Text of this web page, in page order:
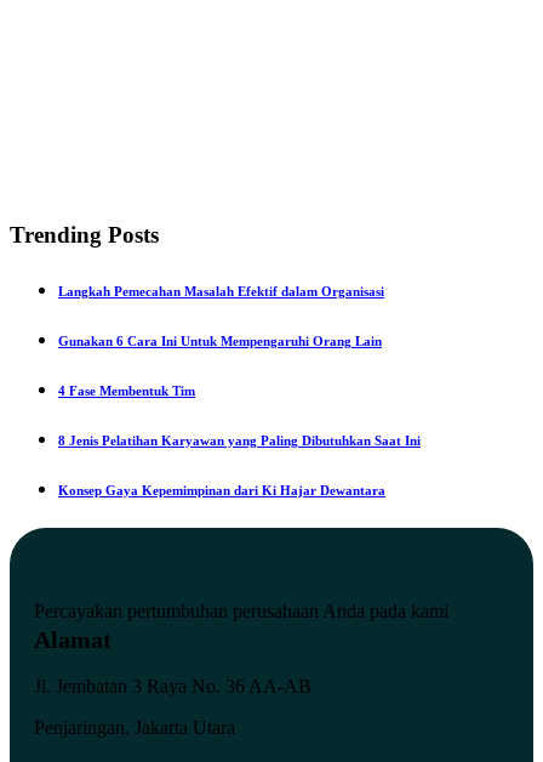
Trending Posts
Langkah Pemecahan Masalah Efektif dalam Organisasi
Gunakan 6 Cara Ini Untuk Mempengaruhi Orang Lain
4 Fase Membentuk Tim
8 Jenis Pelatihan Karyawan yang Paling Dibutuhkan Saat Ini
Konsep Gaya Kepemimpinan dari Ki Hajar Dewantara
Percayakan pertumbuhan perusahaan Anda pada kami
Alamat
Jl. Jembatan 3 Raya No. 36 AA-AB
Penjaringan, Jakarta Utara